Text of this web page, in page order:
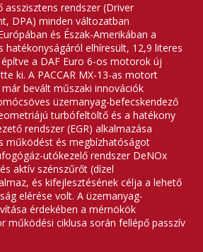
rendszer (Driver
DPA) minden változatban
és Észak-Amerikában a
hatékonyságáról elhíresült, 12,9 literes
a DAF Euro 6-os motorok új
ki. A PACCAR MX-13-as motort
bevált műszaki innovációk
üzemanyag-befecskendező
turbófeltöltő és a hatékony
rendszer (EGR) alkalmazása
működést és megbízhatóságot
utókezelő rendszer DeNOx
aktív szénszűrőt (dízel
és kifejlesztésének célja a lehető
elérése volt. A üzemanyag-
érdekében a mérnökök
működési ciklusa során fellépő passzív